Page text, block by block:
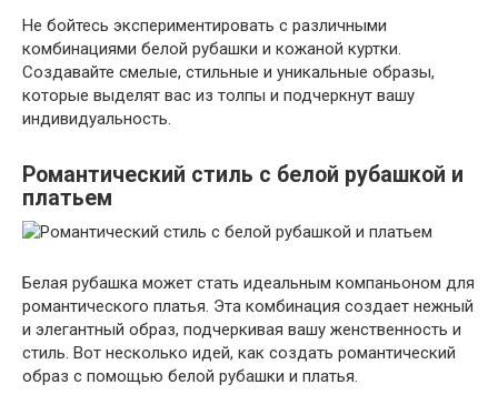
Не бойтесь экспериментировать с различными
комбинациями белой рубашки и кожаной куртки.
Создавайте смелые, стильные и уникальные образы,
которые выделят вас из толпы и подчеркнут вашу
индивидуальность.
Романтический стиль с белой рубашкой и
платьем
Белая рубашка может стать идеальным компаньоном для
романтического платья. Эта комбинация создает нежный
и элегантный образ, подчеркивая вашу женственность и
стиль. Вот несколько идей, как создать романтический
образ с помощью белой рубашки и платья.